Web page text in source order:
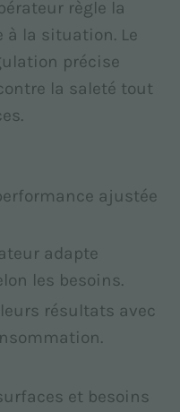
règle la
à la situation. Le
précise
la saleté tout
ajustée
adapte
les besoins.
résultats avec
et besoins